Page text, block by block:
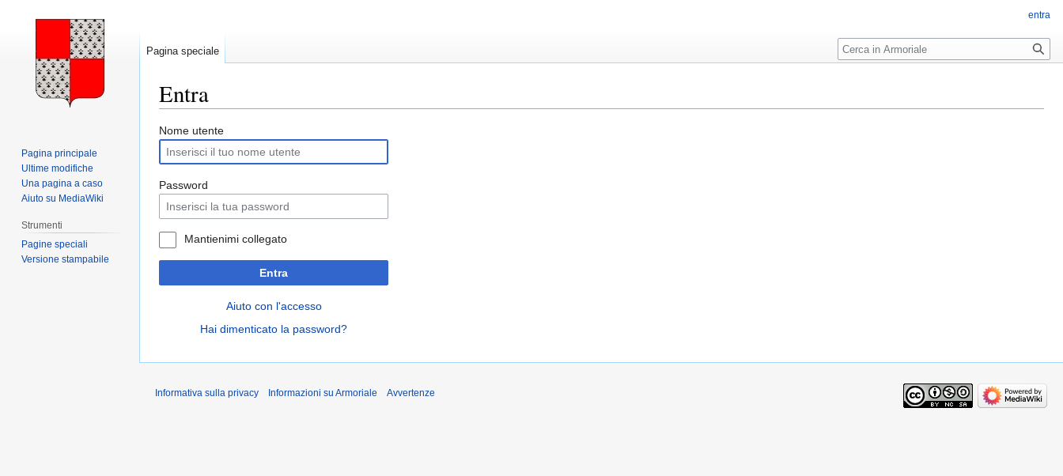
Entra
Vai
alla
navigazione
Vai
alla
ricerca
Nome utente
Password
Mantienimi collegato
Entra
Aiuto con l'accesso
Hai dimenticato la password?
entra
Pagina speciale Ricerca
Pagina principale
Ultime modifiche
Una pagina a caso
Aiuto su MediaWiki
Strumenti
Pagine speciali
Versione stampabile
Informativa sulla privacy Informazioni su Armoriale Avvertenze